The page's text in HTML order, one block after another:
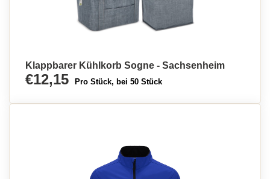
Klappbarer Kühlkorb Sogne - Sachsenheim
€12,15 Pro Stück, bei 50 Stück